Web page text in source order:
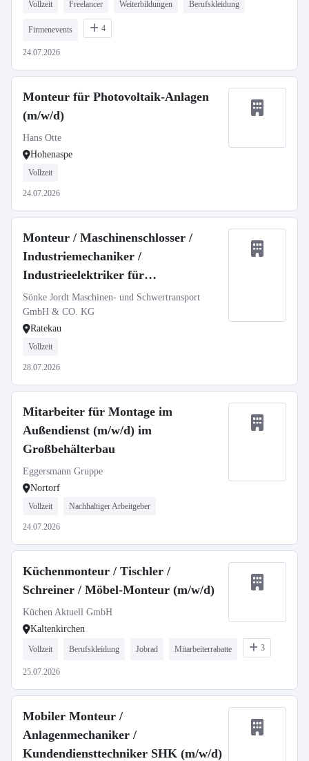
Vollzeit Freelancer Weiterbildungen Berufskleidung
Firmenevents 4
24.07.2026
Monteur für Photovoltaik-Anlagen
(m/w/d)
Hans Otte
Hohenaspe
Vollzeit
24.07.2026
Monteur / Maschinenschlosser /
Industriemechaniker /
Industrieelektriker für
Maschinenverlagerung und
Betriebsumzüge (m/w/d)
Sönke Jordt Maschinen- und Schwertransport
GmbH & CO. KG
Ratekau
Vollzeit
28.07.2026
Mitarbeiter für Montage im
Außendienst (m/w/d) im
Großbehälterbau
Eggersmann Gruppe
Nortorf
Vollzeit Nachhaltiger Arbeitgeber
24.07.2026
Küchenmonteur / Tischler /
Schreiner / Möbel-Monteur (m/w/d)
Küchen Aktuell GmbH
Kaltenkirchen
Vollzeit Berufskleidung Jobrad Mitarbeiterrabatte 3
25.07.2026
Mobiler Monteur /
Anlagenmechaniker /
Kundendiensttechniker SHK (m/w/d)